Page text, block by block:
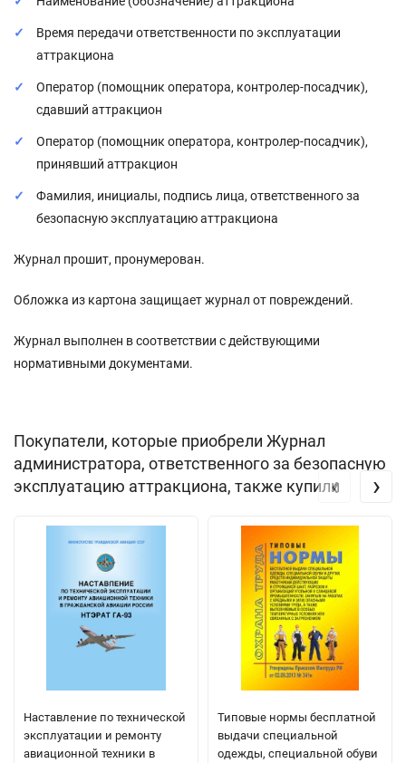
Время передачи ответственности по эксплуатации
аттракциона
Оператор (помощник оператора, контролер-посадчик),
сдавший аттракцион
Оператор (помощник оператора, контролер-посадчик),
принявший аттракцион
Фамилия, инициалы, подпись лица, ответственного за
безопасную эксплуатацию аттракциона
Журнал прошит, пронумерован.
Обложка из картона защищает журнал от повреждений.
Журнал выполнен в соответствии с действующими
нормативными документами.
Покупатели, которые приобрели Журнал
администратора, ответственного за безопасную
эксплуатацию аттракциона, также купили
Наставление по технической
эксплуатации и ремонту
авиационной техники в
Типовые нормы бесплатной
выдачи специальной
одежды, специальной обуви
‹ ›